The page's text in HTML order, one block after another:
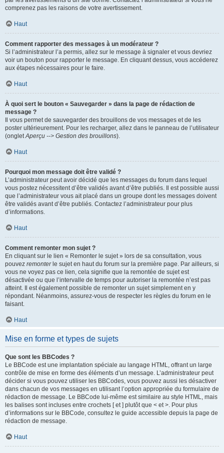
comprenez pas les raisons de votre avertissement.
Haut
Comment rapporter des messages à un modérateur ?
Si l’administrateur l’a permis, allez sur le message à signaler et vous devriez
voir un bouton pour rapporter le message. En cliquant dessus, vous accéderez
aux étapes nécessaires pour le faire.
Haut
À quoi sert le bouton « Sauvegarder » dans la page de rédaction de
message ?
Il vous permet de sauvegarder des brouillons de vos messages et de les
poster ultérieurement. Pour les recharger, allez dans le panneau de l’utilisateur
(ongletAperçu --> Gestion des brouillons).
Haut
Pourquoi mon message doit être validé ?
L’administrateur peut avoir décidé que les messages du forum dans lequel
vous postez nécessitent d’être validés avant d’être publiés. Il est possible aussi
que l’administrateur vous ait placé dans un groupe dont les messages doivent
être validés avant d’être publiés. Contactez l’administrateur pour plus
d’informations.
Haut
Comment remonter mon sujet ?
En cliquant sur le lien « Remonter le sujet » lors de sa consultation, vous
pouvez remonterle sujet en haut du forum sur la première page. Par ailleurs, si
vous ne voyez pas ce lien, cela signifie que la remontée de sujet est
désactivée ou que l’intervalle de temps pour autoriser la remontée n’est pas
atteint. Il est également possible de remonter un sujet simplement en y
répondant. Néanmoins, assurez-vous de respecter les règles du forum en le
faisant.
Haut
Mise en forme et types de sujets
Que sont les BBCodes ?
Le BBCode est une implantation spéciale au langage HTML, offrant un large
contrôle de mise en forme des éléments d’un message. L’administrateur peut
décider si vous pouvez utiliser les BBCodes, vous pouvez aussi les désactiver
dans chacun de vos messages en utilisant l’option appropriée du formulaire de
rédaction de message. Le BBCode lui-même est similaire au style HTML, mais
les balises sont incluses entre crochets [ et ] plutôt que < et >. Pour plus
d’informations sur le BBCode, consultez le guide accessible depuis la page de
rédaction de message.
Haut